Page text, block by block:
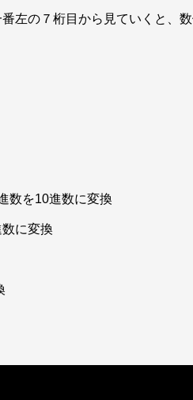
左の７桁目から見ていくと、
数を10進数に変換
に変換